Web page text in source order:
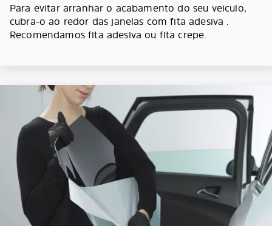
Para evitar arranhar o acabamento do seu veículo,
cubra-o ao redor das janelas com fita adesiva .
Recomendamos fita adesiva ou fita crepe.